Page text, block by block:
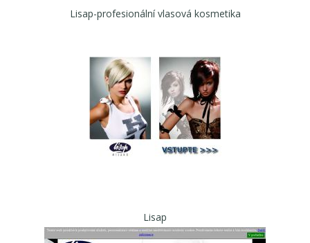
Lisap-profesionální vlasová kosmetika
Lisap